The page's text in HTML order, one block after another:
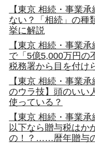
【東京 相続・事業
ない？「相続」の種
挙に解説
【東京 相続・事業
で「5億5,000万円
税務署から目を付け
【東京 相続・事業
のウラ技】頭のいい
使っている？
【東京 相続・事業
以下なら贈与税はか
の！？……暦年贈与